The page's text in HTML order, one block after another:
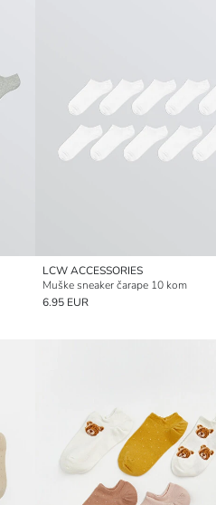
LCW ACCESSORIES
Muške sneaker čarape 10 kom
6.95 EUR